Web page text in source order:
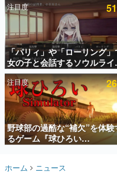
電ファミのいま読まれてい
アプリセール情報
インタビュー
連載・特集
殿堂入り記
SNS拡散数が
ど。多くの人々
事をまとめまし
名作ゲームクリ
注目度
「パリィ」や「ローリング」
女の子と会話するソウルライ
恋愛ゲーム『小早川さんはソ
ルライク』無料公開。返事に
敗すると「YOU DIED」
注目度
野球部の過酷な“補欠”を体験
るゲーム『球ひろい
Simulator』が「1件」のウ
対応しSNSで話題に。『キング
ホーム ニュース